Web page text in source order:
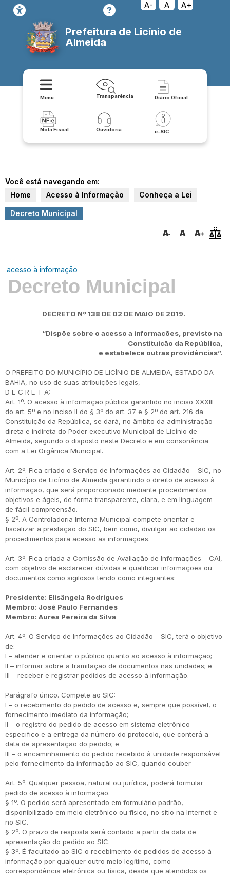
A- A A+
Prefeitura de Licínio de
Almeida
Menu Transparência Diário Oficial
Nota Fiscal Ouvidoria e-SIC
Você está navegando em:
Home
Acesso à Informação Conheça a Lei
Decreto Municipal
acesso à informação
Decreto Municipal
DECRETO Nº 138 DE 02 DE MAIO DE 2019.
“Dispõe sobre o acesso a informações, previsto na
Constituição da República,
e estabelece outras providências”.
O PREFEITO DO MUNICÍPIO DE LICÍNIO DE ALMEIDA, ESTADO DA
BAHIA, no uso de suas atribuições legais,
D E C R E T A:
Art. 1º. O acesso à informação pública garantido no inciso XXXIII
do art. 5º e no inciso II do § 3º do art. 37 e § 2º do art. 216 da
Constituição da República, se dará, no âmbito da administração
direta e indireta do Poder executivo Municipal de Licínio de
Almeida, segundo o disposto neste Decreto e em consonância
com a Lei Orgânica Municipal.
Art. 2º. Fica criado o Serviço de Informações ao Cidadão – SIC, no
Município de Licínio de Almeida garantindo o direito de acesso à
informação, que será proporcionado mediante procedimentos
objetivos e ágeis, de forma transparente, clara, e em linguagem
de fácil compreensão.
§ 2º. A Controladoria Interna Municipal compete orientar e
fiscalizar a prestação do SIC, bem como, divulgar ao cidadão os
procedimentos para acesso as informações.
Art. 3º. Fica criada a Comissão de Avaliação de Informações – CAI,
com objetivo de esclarecer dúvidas e qualificar informações ou
documentos como sigilosos tendo como integrantes:
Presidente: Elisângela Rodrigues
Membro: José Paulo Fernandes
Membro: Aurea Pereira da Silva
Art. 4º. O Serviço de Informações ao Cidadão – SIC, terá o objetivo
de:
I – atender e orientar o público quanto ao acesso à informação;
II – informar sobre a tramitação de documentos nas unidades; e
III – receber e registrar pedidos de acesso à informação.
Parágrafo único. Compete ao SIC:
I – o recebimento do pedido de acesso e, sempre que possível, o
fornecimento imediato da informação;
II – o registro do pedido de acesso em sistema eletrônico
especifico e a entrega da número do protocolo, que conterá a
data de apresentação do pedido; e
III – o encaminhamento do pedido recebido à unidade responsável
pelo fornecimento da informação ao SIC, quando couber
Art. 5º. Qualquer pessoa, natural ou jurídica, poderá formular
pedido de acesso à informação.
§ 1º. O pedido será apresentado em formulário padrão,
disponibilizado em meio eletrônico ou físico, no sítio na Internet e
no SIC.
§ 2º. O prazo de resposta será contado a partir da data de
apresentação do pedido ao SIC.
§ 3º. É facultado ao SIC o recebimento de pedidos de acesso à
informação por qualquer outro meio legítimo, como
correspondência eletrônica ou física, desde que atendidos os